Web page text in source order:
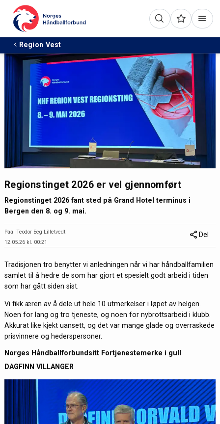
Region Vest
Regionstinget 2026 er vel gjennomført
Regionstinget 2026 fant sted på Grand Hotel terminus i
Bergen den 8. og 9. mai.
Paal Teodor Eeg Lilletvedt
12.05.26 kl. 00:21
Del
Tradisjonen tro benytter vi anledningen når vi har håndballfamilien
samlet til å hedre de som har gjort et spesielt godt arbeid i tiden
som har gått siden sist.
Vi fikk æren av å dele ut hele 10 utmerkelser i løpet av helgen.
Noen for lang og tro tjeneste, og noen for nybrottsarbeid i klubb.
Akkurat like kjekt uansett, og det var mange glade og overraskede
prisvinnere og hederspersoner.
Norges Håndballforbundsitt Fortjenestemerke i gull
DAGFINN VILLANGER